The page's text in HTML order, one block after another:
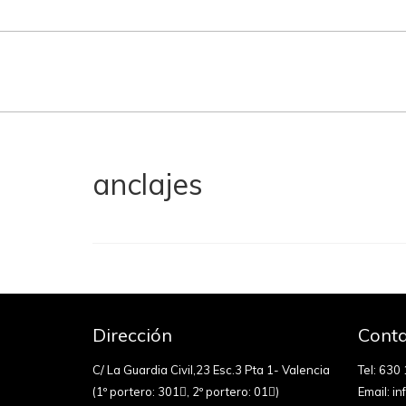
anclajes
Dirección
C/ La Guardia Civil,23 Esc.3 Pta 1- Valencia
(1º portero: 301
, 2º portero: 01 )
Tel: 630
Email: